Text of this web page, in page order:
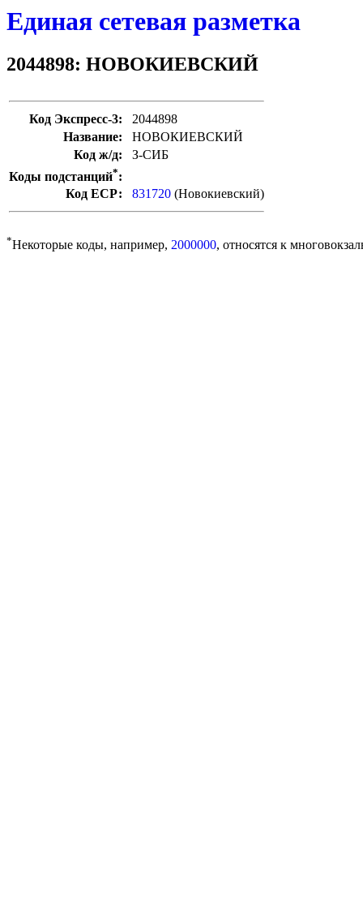
Единая сетевая разметка
2044898: НОВОКИЕВСКИЙ
Код Экспресс-3:
2044898
Название:
НОВОКИЕВСКИЙ
Код ж/д:
З-СИБ
Коды подстанций*:
Код ЕСР:
831720 (Новокиевский)
*Некоторые коды, например, 2000000, относятся к